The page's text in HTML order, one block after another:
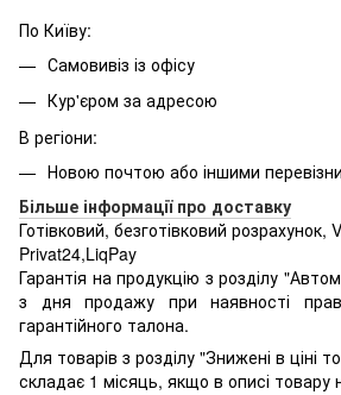
По Київу:
Самовивіз із офісу
Кур'єром за адресою
В регіони:
Новою почтою або іншими
Більше інформації про доставку
Готівковий, безготівковий розрахунок,
Privat24,LiqPay
Гарантія на продукцію з розділу
з дня продажу при наявності
гарантійного талона.
Для товарів з розділу "Знижені в ціні
складає 1 місяць, якщо в описі товару